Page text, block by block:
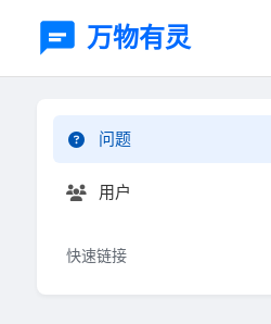
万物有灵
问题
用户
快速链接